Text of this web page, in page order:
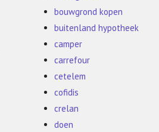
bouwgrond kopen
buitenland hypotheek
camper
carrefour
cetelem
cofidis
crelan
doen